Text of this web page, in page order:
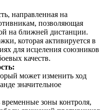
направленная на
позволяющая
на ближней дистанции.
которая активируется в
для исцеления союзников
качеств.
может изменить ход
значительное
временные зоны контроля,